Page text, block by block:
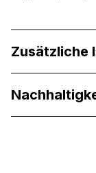
Zusätzliche